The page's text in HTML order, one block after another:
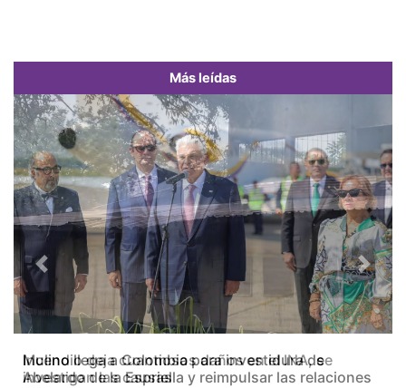
Más leídas
Incendio deja cuantiosos daños en el INA, se
investigan las causas
Previous Next